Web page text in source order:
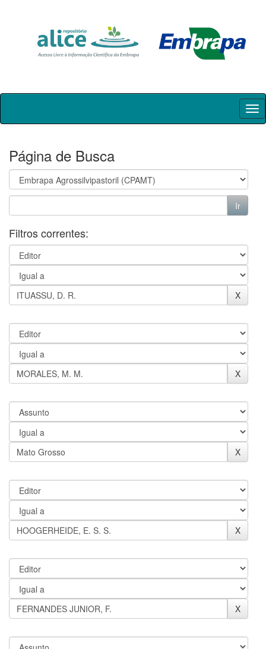
Skip
Página de Busca
Filtros correntes: